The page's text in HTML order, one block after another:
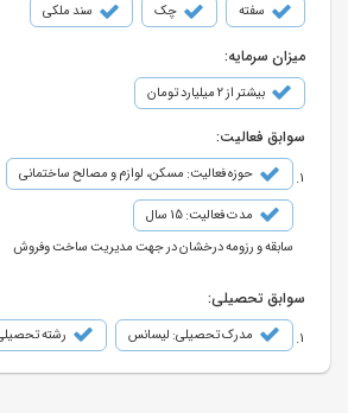
سفته چک سند ملکی
میزان سرمایه:
بیشتر از ۲ میلیارد تومان
سوابق فعالیت:
حوزه فعالیت: مسکن، لوازم و مصالح ساختمانی
مدت فعالیت: 15 سال
سابقه و رزومه درخشان در جهت مدیریت ساخت وفروش
سوابق تحصیلی:
مدرک تحصیلی: لیسانس رشته